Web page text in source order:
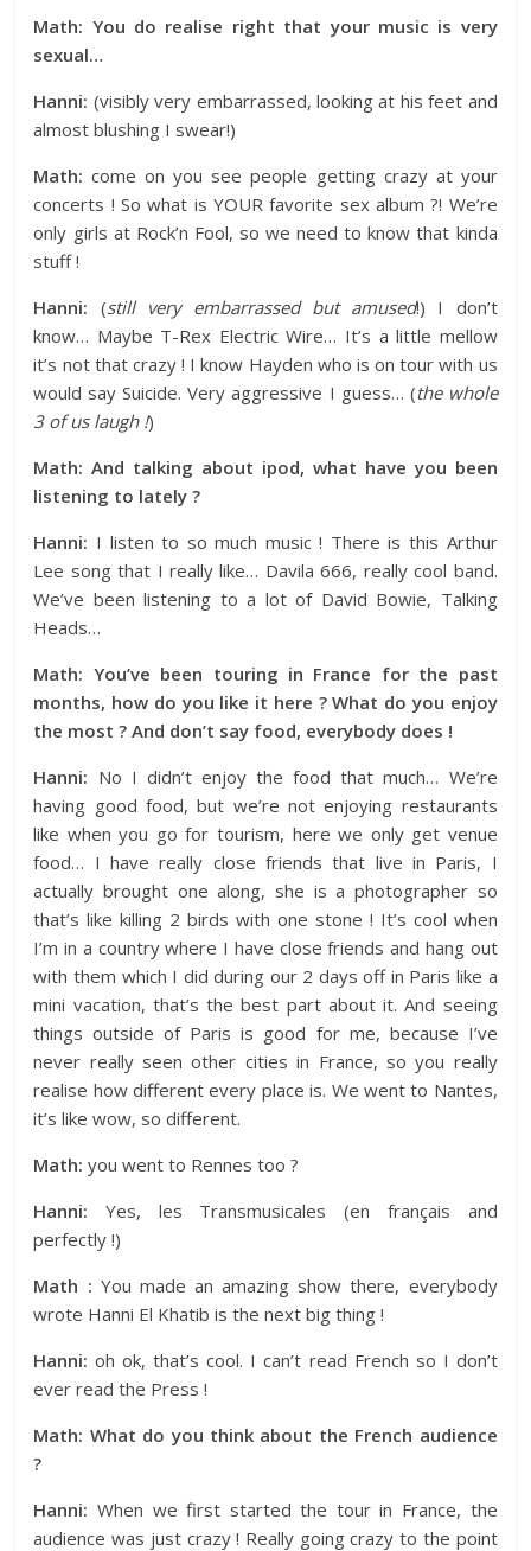
Math: You do realise right that your music is very
sexual…
Hanni: (visibly very embarrassed, looking at his feet and
almost blushing I swear!)
Math: come on you see people getting crazy at your
concerts ! So what is YOUR favorite sex album ?! We’re
only girls at Rock’n Fool, so we need to know that kinda
stuff !
Hanni: (still very embarrassed but amused!) I don’t
know… Maybe T-Rex Electric Wire… It’s a little mellow
it’s not that crazy ! I know Hayden who is on tour with us
would say Suicide. Very aggressive I guess… (the whole
3 of us laugh !)
Math: And talking about ipod, what have you been
listening to lately ?
Hanni: I listen to so much music ! There is this Arthur
Lee song that I really like… Davila 666, really cool band.
We’ve been listening to a lot of David Bowie, Talking
Heads…
Math: You’ve been touring in France for the past
months, how do you like it here ? What do you enjoy
the most ? And don’t say food, everybody does !
Hanni: No I didn’t enjoy the food that much… We’re
having good food, but we’re not enjoying restaurants
like when you go for tourism, here we only get venue
food… I have really close friends that live in Paris, I
actually brought one along, she is a photographer so
that’s like killing 2 birds with one stone ! It’s cool when
I’m in a country where I have close friends and hang out
with them which I did during our 2 days off in Paris like a
mini vacation, that’s the best part about it. And seeing
things outside of Paris is good for me, because I’ve
never really seen other cities in France, so you really
realise how different every place is. We went to Nantes,
it’s like wow, so different.
Math: you went to Rennes too ?
Hanni: Yes, les Transmusicales (en français and
perfectly !)
Math : You made an amazing show there, everybody
wrote Hanni El Khatib is the next big thing !
Hanni: oh ok, that’s cool. I can’t read French so I don’t
ever read the Press !
Math: What do you think about the French audience
?
Hanni: When we first started the tour in France, the
audience was just crazy ! Really going crazy to the point